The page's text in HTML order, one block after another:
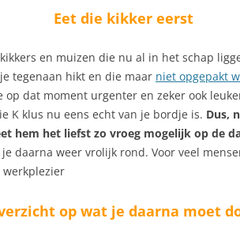
Eet die kikker eerst
en muizen die nu al in het schap
tegenaan hikt en die maar niet opgepakt
op dat moment urgenter en zeker ook
K klus nu eens echt van je bordje is. Dus,
hem het liefst zo vroeg mogelijk op de
daarna weer vrolijk rond. Voor veel
op wat je daarna moet